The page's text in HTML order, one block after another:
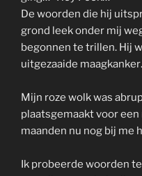
De woorden die hij
grond leek onder mij
begonnen te trillen. Hij
uitgezaaide
Mijn roze wolk was
plaatsgemaakt voor
maanden nu nog bij me
Ik probeerde woorden